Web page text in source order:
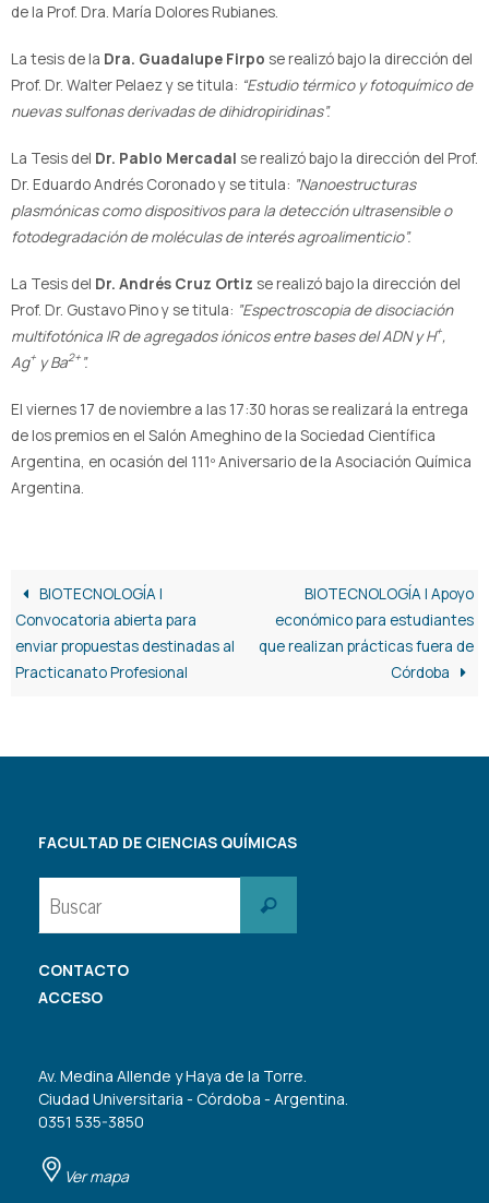
de la Prof. Dra. María Dolores Rubianes.
La tesis de la Dra. Guadalupe Firpo se realizó bajo la dirección del
Prof. Dr. Walter Pelaez y se titula: “Estudio térmico y fotoquímico de
nuevas sulfonas derivadas de dihidropiridinas”.
La Tesis del Dr. Pablo Mercadal se realizó bajo la dirección del Prof.
Dr. Eduardo Andrés Coronado y se titula: ”Nanoestructuras
plasmónicas como dispositivos para la detección ultrasensible o
fotodegradación de moléculas de interés agroalimenticio”.
La Tesis del Dr. Andrés Cruz Ortiz se realizó bajo la dirección del
Prof. Dr. Gustavo Pino y se titula: ”Espectroscopia de disociación
multifotónica IR de agregados iónicos entre bases del ADN y H+,
Ag+ y Ba2+ ”.
El viernes 17 de noviembre a las 17:30 horas se realizará la entrega
de los premios en el Salón Ameghino de la Sociedad Científica
Argentina, en ocasión del 111º Aniversario de la Asociación Química
Argentina.
BIOTECNOLOGÍA |
Convocatoria abierta para
enviar propuestas destinadas al
Practicanato Profesional
BIOTECNOLOGÍA | Apoyo
económico para estudiantes
que realizan prácticas fuera de
Córdoba
FACULTAD DE CIENCIAS QUÍMICAS
Buscar
CONTACTO
ACCESO
Av. Medina Allende y Haya de la Torre.
Ciudad Universitaria - Córdoba - Argentina.
0351 535-3850
Ver mapa